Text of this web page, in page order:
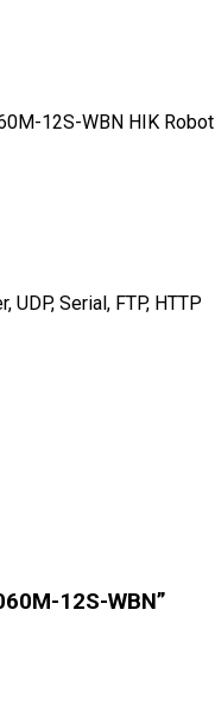
12S-WBN HIK Robot
UDP, Serial, FTP, HTTP
12S-WBN”